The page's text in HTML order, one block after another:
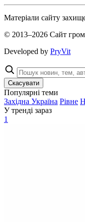
Матеріали сайту
© 2013–2026 Сайт
Developed by PryVit
Скасувати
Популярні теми
Західна Україна Рівне
У тренді зараз
1